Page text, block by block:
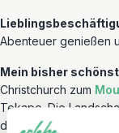
Abenteuer genießen
Mein bisher
Christchurch zum
Tekapo. Die
die türkisfarbenen